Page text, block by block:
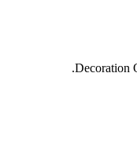
Decoration